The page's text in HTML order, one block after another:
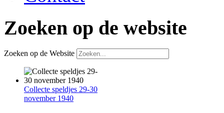
Zoeken op de website
Zoeken op de Website
Collecte speldjes 29-30
november 1940